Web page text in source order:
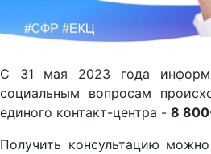
С 31 мая 2023 года
социальным вопросам
единого контакт-центра - 8
Получить консультацию